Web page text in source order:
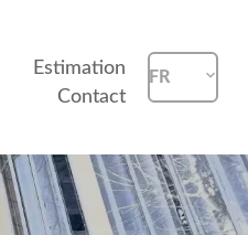
Estimation
Contact
FR